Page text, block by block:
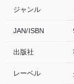
ジャンル
JAN/ISBN
出版社
レーベル